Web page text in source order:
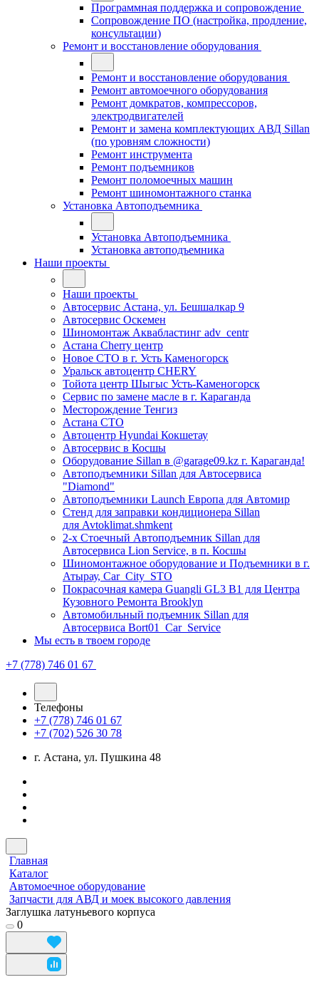
Программная поддержка и сопровождение
Сопровождение ПО (настройка, продление,
консультации)
Ремонт и восстановление оборудования
Ремонт и восстановление оборудования
Ремонт автомоечного оборудования
Ремонт домкратов, компрессоров,
электродвигателей
Ремонт и замена комплектующих АВД Sillan
(по уровням сложности)
Ремонт инструмента
Ремонт подъемников
Ремонт поломоечных машин
Ремонт шиномонтажного станка
Установка Автоподъемника
Установка Автоподъемника
Установка автоподъемника
Наши проекты
Наши проекты
Автосервис Астана, ул. Бешшалкар 9
Автосервис Оскемен
Шиномонтаж Аквабластинг adv_centr
Астана Cherry центр
Новое СТО в г. Усть Каменогорск
Уральск автоцентр CHERY
Тойота центр Шыгыс Усть-Каменогорск
Сервис по замене масле в г. Караганда
Месторождение Тенгиз
Астана СТО
Автоцентр Hyundai Кокшетау
Автосервис в Косшы
Оборудование Sillan в @garage09.kz г. Караганда!
Автоподъемники Sillan для Автосервиса
"Diamond"
Автоподъемники Launch Европа для Автомир
Стенд для заправки кондиционера Sillan
для Avtoklimat.shmkent
2-х Стоечный Автоподъемник Sillan для
Автосервиса Lion Service, в п. Косшы
Шиномонтажное оборудование и Подъемники в г.
Атырау, Car_City_STO
Покрасочная камера Guangli GL3 B1 для Центра
Кузовного Ремонта Brooklyn
Автомобильный подъемник Sillan для
Автосервиса Bort01_Car_Service
Мы есть в твоем городе
+7 (778) 746 01 67
Телефоны
+7 (778) 746 01 67
+7 (702) 526 30 78
г. Астана, ул. Пушкина 48
Главная
Каталог
Автомоечное оборудование
Запчасти для АВД и моек высокого давления
Заглушка латуньевого корпуса
0